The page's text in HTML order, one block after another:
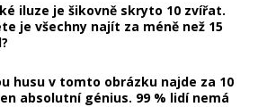
iluze je šikovně skryto 10 zvířat.
je všechny najít za méně než 15
husu v tomto obrázku najde za 10
absolutní génius. 99 % lidí nemá